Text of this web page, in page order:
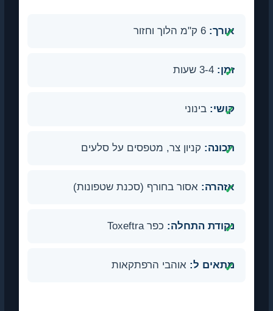
אורך:6 ק"מ הלוך וחזור
קושי:בינוני
תכונה:קניון צר, מטפסים על סלעים
אזהרה:אסור בחורף (סכנת שטפונות)
נקודת התחלה:כפר Toxeftra
מתאים ל:אוהבי הרפתקאות